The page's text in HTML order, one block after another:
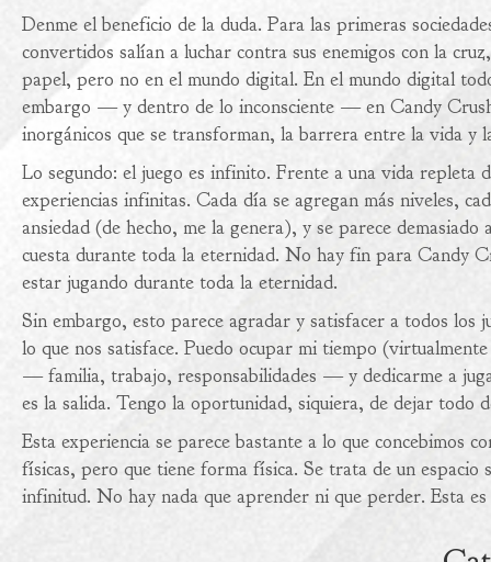
Denme el beneficio de la duda. Para las primeras
convertidos salían a luchar contra sus enemigos con la
papel, pero no en el mundo digital. En el mundo digital
embargo — y dentro de lo inconsciente — en Candy
inorgánicos que se transforman, la barrera entre la vida y
Lo segundo: el juego es infinito. Frente a una vida repleta
experiencias infinitas. Cada día se agregan más niveles,
ansiedad (de hecho, me la genera), y se parece
cuesta durante toda la eternidad. No hay fin para Candy
estar jugando durante toda la eternidad.
Sin embargo, esto parece agradar y satisfacer a todos los
lo que nos satisface. Puedo ocupar mi tiempo
— familia, trabajo, responsabilidades — y dedicarme a
es la salida. Tengo la oportunidad, siquiera, de dejar todo
Esta experiencia se parece bastante a lo que concebimos
físicas, pero que tiene forma física. Se trata de un espacio
infinitud. No hay nada que aprender ni que perder. Esta